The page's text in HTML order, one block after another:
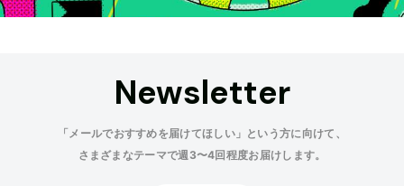
Newsletter
「メールでおすすめを届けてほしい」という方に向けて、
さまざまなテーマで週3〜4回程度お届けします。